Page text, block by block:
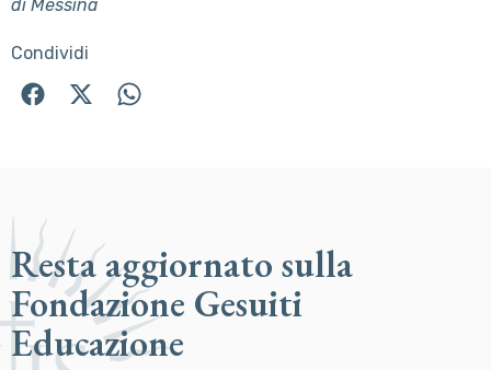
di Messina
Condividi
Resta aggiornato sulla
Fondazione Gesuiti
Educazione